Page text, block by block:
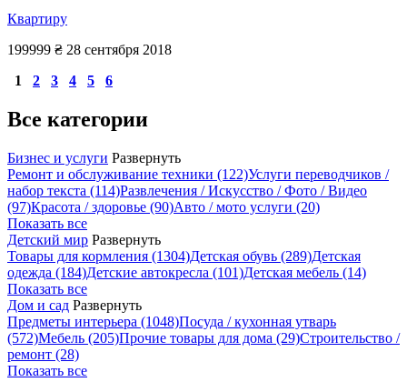
Квартиру
199999 ₴ 28 сентября 2018
1
2 3 4 5 6
Все категории
Бизнес и услуги Развернуть
Ремонт и обслуживание техники (122)Услуги переводчиков /
набор текста (114)Развлечения / Искусство / Фото / Видео
(97)Красота / здоровье (90)Авто / мото услуги (20)
Показать все
Детский мир Развернуть
Товары для кормления (1304)Детская обувь (289)Детская
одежда (184)Детские автокресла (101)Детская мебель (14)
Показать все
Дом и сад Развернуть
Предметы интерьера (1048)Посуда / кухонная утварь
(572)Мебель (205)Прочие товары для дома (29)Строительство /
ремонт (28)
Показать все